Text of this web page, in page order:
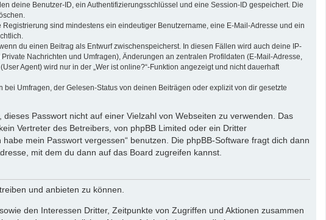
deine Benutzer-ID, ein Authentifizierungsschlüssel und eine Session-ID gespeichert. Die
sind mindestens ein eindeutiger Benutzername, eine E-Mail-Adresse und ein
du einen Beitrag als Entwurf zwischenspeicherst. In diesen Fällen wird auch deine IP-
Nachrichten und Umfragen), Änderungen an zentralen Profildaten (E-Mail-Adresse,
Agent) wird nur in der „Wer ist online?“-Funktion angezeigt und nicht dauerhaft
Umfragen, der Gelesen-Status von deinen Beiträgen oder explizit von dir gesetzte
Passwort nicht auf einer Vielzahl von Webseiten zu verwenden. Das
Vertreter des Betreibers, von phpBB Limited oder ein Dritter
mein Passwort vergessen“ benutzen. Die phpBB-Software fragt dich dann
mit dem du dann auf das Board zugreifen kannst.
und anbieten zu können.
den Interessen Dritter, Zeitpunkte von Zugriffen und Aktionen zusammen